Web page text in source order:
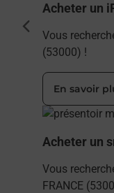
Acheter un
Vous
(53000) !
En savoir
En savoir plus
Acheter un
Vous
FRANCE